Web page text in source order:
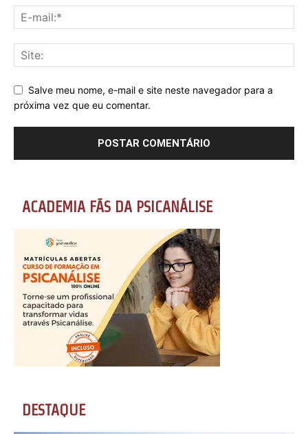
Salve meu nome, e-mail e site neste navegador para a
próxima vez que eu comentar.
ACADEMIA FÃS DA PSICANÁLISE
DESTAQUE